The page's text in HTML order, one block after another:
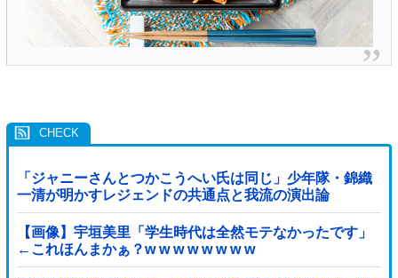
「ジャニーさんとつかこうへい氏は同じ」少年隊・錦織
一清が明かすレジェンドの共通点と我流の演出論
【画像】宇垣美里「学生時代は全然モテなかったです」
←これほんまかぁ？w w w w w w w w